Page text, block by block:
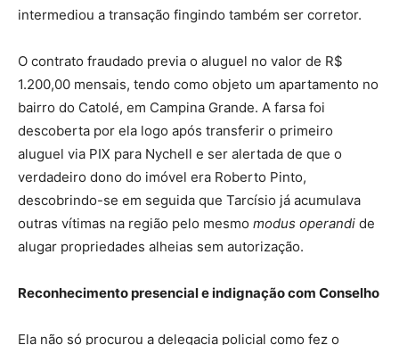
intermediou a transação fingindo também ser corretor.
O contrato fraudado previa o aluguel no valor de R$
1.200,00 mensais, tendo como objeto um apartamento no
bairro do Catolé, em Campina Grande. A farsa foi
descoberta por ela logo após transferir o primeiro
aluguel via PIX para Nychell e ser alertada de que o
verdadeiro dono do imóvel era Roberto Pinto,
descobrindo-se em seguida que Tarcísio já acumulava
outras vítimas na região pelo mesmo modus operandi de
alugar propriedades alheias sem autorização.
Reconhecimento presencial e indignação com Conselho
Ela não só procurou a delegacia policial como fez o